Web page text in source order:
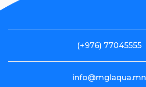
(+976) 77045555
info@mglaqua.mn